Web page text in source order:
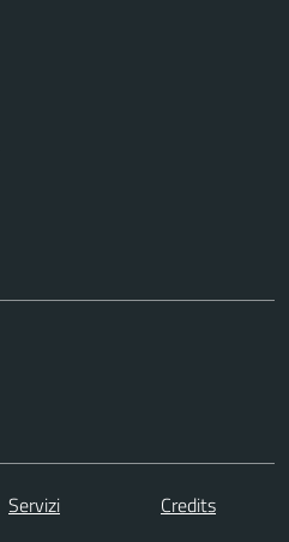
Servizi
Credits